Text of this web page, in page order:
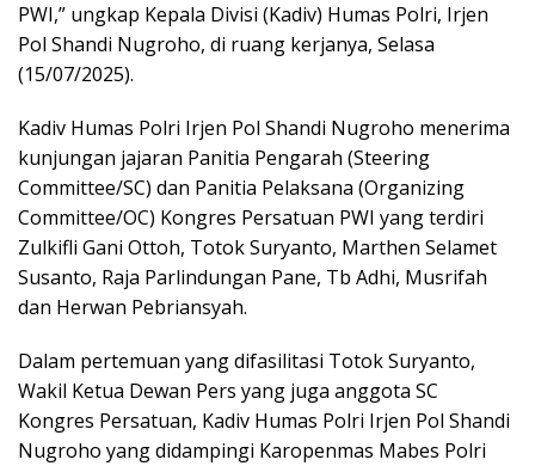
PWI,” ungkap Kepala Divisi (Kadiv) Humas Polri, Irjen
Pol Shandi Nugroho, di ruang kerjanya, Selasa
(15/07/2025).
Kadiv Humas Polri Irjen Pol Shandi Nugroho menerima
kunjungan jajaran Panitia Pengarah (Steering
Committee/SC) dan Panitia Pelaksana (Organizing
Committee/OC) Kongres Persatuan PWI yang terdiri
Zulkifli Gani Ottoh, Totok Suryanto, Marthen Selamet
Susanto, Raja Parlindungan Pane, Tb Adhi, Musrifah
dan Herwan Pebriansyah.
Dalam pertemuan yang difasilitasi Totok Suryanto,
Wakil Ketua Dewan Pers yang juga anggota SC
Kongres Persatuan, Kadiv Humas Polri Irjen Pol Shandi
Nugroho yang didampingi Karopenmas Mabes Polri